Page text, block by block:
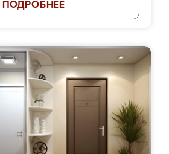
ПОДРОБНЕЕ